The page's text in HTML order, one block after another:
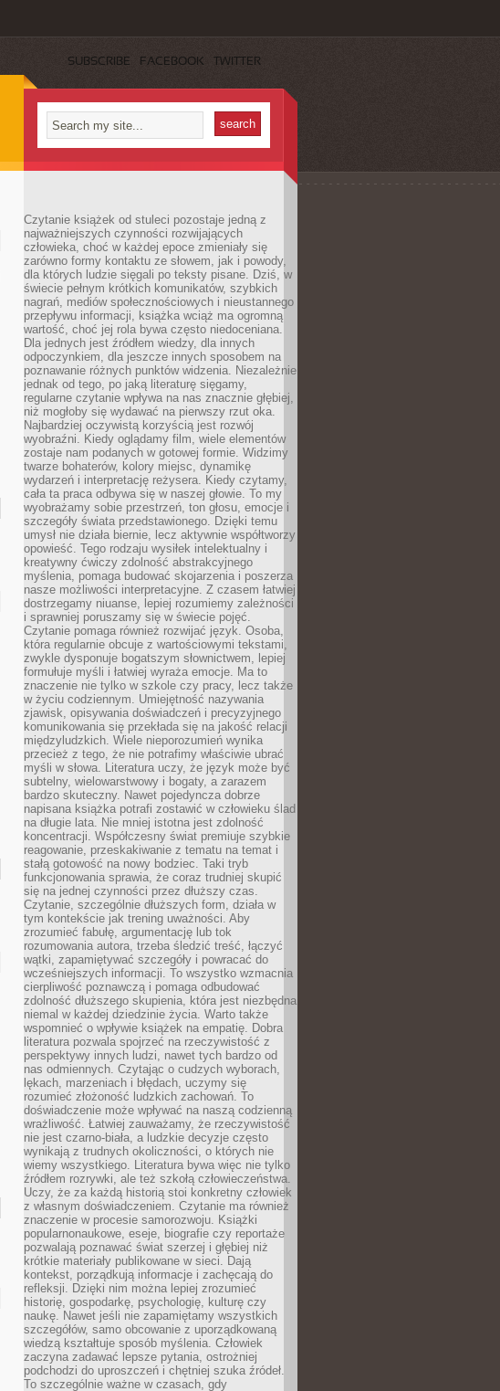
SUBSCRIBE FACEBOOK TWITTER
Czytanie książek od stuleci pozostaje jedną z
najważniejszych czynności rozwijających
człowieka, choć w każdej epoce zmieniały się
zarówno formy kontaktu ze słowem, jak i powody,
dla których ludzie sięgali po teksty pisane. Dziś, w
świecie pełnym krótkich komunikatów, szybkich
nagrań, mediów społecznościowych i nieustannego
przepływu informacji, książka wciąż ma ogromną
wartość, choć jej rola bywa często niedoceniana.
Dla jednych jest źródłem wiedzy, dla innych
odpoczynkiem, dla jeszcze innych sposobem na
poznawanie różnych punktów widzenia. Niezależnie
jednak od tego, po jaką literaturę sięgamy,
regularne czytanie wpływa na nas znacznie głębiej,
niż mogłoby się wydawać na pierwszy rzut oka.
Najbardziej oczywistą korzyścią jest rozwój
wyobraźni. Kiedy oglądamy film, wiele elementów
zostaje nam podanych w gotowej formie. Widzimy
twarze bohaterów, kolory miejsc, dynamikę
wydarzeń i interpretację reżysera. Kiedy czytamy,
cała ta praca odbywa się w naszej głowie. To my
wyobrażamy sobie przestrzeń, ton głosu, emocje i
szczegóły świata przedstawionego. Dzięki temu
umysł nie działa biernie, lecz aktywnie współtworzy
opowieść. Tego rodzaju wysiłek intelektualny i
kreatywny ćwiczy zdolność abstrakcyjnego
myślenia, pomaga budować skojarzenia i poszerza
nasze możliwości interpretacyjne. Z czasem łatwiej
dostrzegamy niuanse, lepiej rozumiemy zależności
i sprawniej poruszamy się w świecie pojęć.
Czytanie pomaga również rozwijać język. Osoba,
która regularnie obcuje z wartościowymi tekstami,
zwykle dysponuje bogatszym słownictwem, lepiej
formułuje myśli i łatwiej wyraża emocje. Ma to
znaczenie nie tylko w szkole czy pracy, lecz także
w życiu codziennym. Umiejętność nazywania
zjawisk, opisywania doświadczeń i precyzyjnego
komunikowania się przekłada się na jakość relacji
międzyludzkich. Wiele nieporozumień wynika
przecież z tego, że nie potrafimy właściwie ubrać
myśli w słowa. Literatura uczy, że język może być
subtelny, wielowarstwowy i bogaty, a zarazem
bardzo skuteczny. Nawet pojedyncza dobrze
napisana książka potrafi zostawić w człowieku ślad
na długie lata. Nie mniej istotna jest zdolność
koncentracji. Współczesny świat premiuje szybkie
reagowanie, przeskakiwanie z tematu na temat i
stałą gotowość na nowy bodziec. Taki tryb
funkcjonowania sprawia, że coraz trudniej skupić
się na jednej czynności przez dłuższy czas.
Czytanie, szczególnie dłuższych form, działa w
tym kontekście jak trening uważności. Aby
zrozumieć fabułę, argumentację lub tok
rozumowania autora, trzeba śledzić treść, łączyć
wątki, zapamiętywać szczegóły i powracać do
wcześniejszych informacji. To wszystko wzmacnia
cierpliwość poznawczą i pomaga odbudować
zdolność dłuższego skupienia, która jest niezbędna
niemal w każdej dziedzinie życia. Warto także
wspomnieć o wpływie książek na empatię. Dobra
literatura pozwala spojrzeć na rzeczywistość z
perspektywy innych ludzi, nawet tych bardzo od
nas odmiennych. Czytając o cudzych wyborach,
lękach, marzeniach i błędach, uczymy się
rozumieć złożoność ludzkich zachowań. To
doświadczenie może wpływać na naszą codzienną
wrażliwość. Łatwiej zauważamy, że rzeczywistość
nie jest czarno-biała, a ludzkie decyzje często
wynikają z trudnych okoliczności, o których nie
wiemy wszystkiego. Literatura bywa więc nie tylko
źródłem rozrywki, ale też szkołą człowieczeństwa.
Uczy, że za każdą historią stoi konkretny człowiek
z własnym doświadczeniem. Czytanie ma również
znaczenie w procesie samorozwoju. Książki
popularnonaukowe, eseje, biografie czy reportaże
pozwalają poznawać świat szerzej i głębiej niż
krótkie materiały publikowane w sieci. Dają
kontekst, porządkują informacje i zachęcają do
refleksji. Dzięki nim można lepiej zrozumieć
historię, gospodarkę, psychologię, kulturę czy
naukę. Nawet jeśli nie zapamiętamy wszystkich
szczegółów, samo obcowanie z uporządkowaną
wiedzą kształtuje sposób myślenia. Człowiek
zaczyna zadawać lepsze pytania, ostrożniej
podchodzi do uproszczeń i chętniej szuka źródeł.
To szczególnie ważne w czasach, gdy